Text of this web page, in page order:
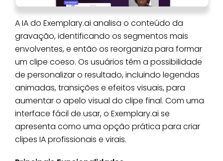
A IA do Exemplary.ai analisa o conteúdo da
gravação, identificando os segmentos mais
envolventes, e então os reorganiza para formar
um clipe coeso. Os usuários têm a possibilidade
de personalizar o resultado, incluindo legendas
animadas, transições e efeitos visuais, para
aumentar o apelo visual do clipe final. Com uma
interface fácil de usar, o Exemplary.ai se
apresenta como uma opção prática para criar
clipes IA profissionais e virais.